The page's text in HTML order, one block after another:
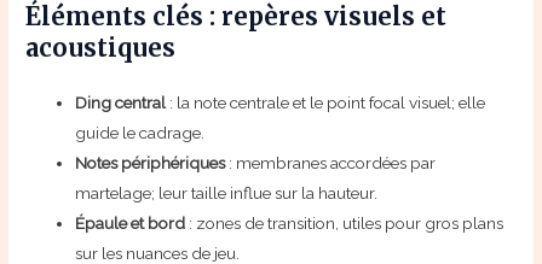
Éléments clés : repères visuels et
acoustiques
Ding central : la note centrale et le point focal visuel; elle
guide le cadrage.
Notes périphériques: membranes accordées par
martelage; leur taille influe sur la hauteur.
Épaule et bord : zones de transition, utiles pour gros plans
sur les nuances de jeu.